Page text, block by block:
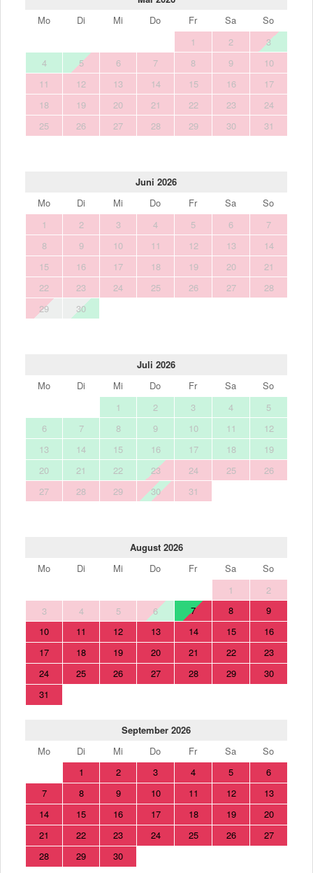
Mo
Di Mi Do Fr Sa
So
1
2
3
4
5 6 7 8 9
10
11
12 13 14 15 16
17
18
19 20 21 22 23
24
25
26 27 28 29 30 31
Juni 2026
Mo
Di Mi Do Fr Sa
So
1
2 3 4 5 6
7
8
9 10 11 12 13
14
15
16 17 18 19 20
21
22
23 24 25 26 27
28
29
30
Juli 2026
Mo
Di Mi Do Fr Sa
So
1
2 3 4
5
6
7 8 9 10 11
12
13
14 15 16 17 18
19
20
21 22 23 24 25
26
27
28 29 30 31
August 2026
Mo
Di Mi Do Fr Sa
So
1
2
3
4 5 6 7 8
9
10
11 12 13 14 15
16
17
18 19 20 21 22
23
24
25 26 27 28 29
30
31
September 2026
Mo
Di Mi Do Fr Sa
So
1
2 3 4 5
6
7
8 9 10 11 12
13
14
15 16 17 18 19
20
21
22 23 24 25 26
27
28
29 30